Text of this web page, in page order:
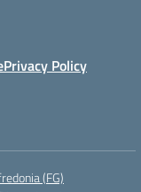
Privacy Policy
(FG)